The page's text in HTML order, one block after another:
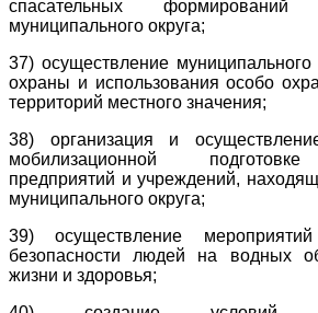
спасательных
муниципального округа;
37) осуществление муниципального
охраны и использования особо
территорий местного значения;
38) организация и
мобилизационной
предприятий и учреждений,
муниципального округа;
39) осуществление
безопасности людей на водных
жизни и здоровья;